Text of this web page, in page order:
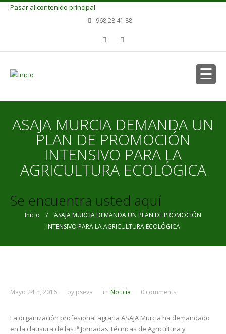
Pasar al contenido principal
968 28 41 88
ASAJA MURCIA DEMANDA UN
PLAN DE PROMOCIÓN
INTENSIVO PARA LA
AGRICULTURA ECOLÓGICA
Se encuentra usted aquí
Inicio / ASAJA MURCIA DEMANDA UN PLAN DE PROMOCIÓN
INTENSIVO PARA LA AGRICULTURA ECOLÓGICA
Mayo 24th, 2016 by pseva in Noticia 0 comments
La organización profesional agraria ASAJA Murcia ha demandado
en la clausura de las Iª Jornadas Técnicas de Agricultura y